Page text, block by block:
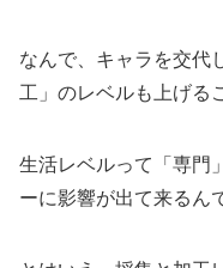
なんで、キャラを交代
工」のレベルも上げる
生活レベルって「専門
ーに影響が出て来るん